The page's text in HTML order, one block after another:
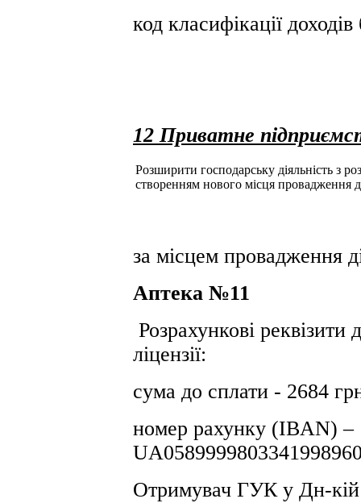
код класифікації
12 Приватне
Розширити господарську діяльність з
створенням нового місця провадження
за місцем провадження
Аптека №11
Розрахункові
ліцензії:
сума до сплати - 2684
номер рахунку (IBAN) –
Отримувач ГУК у Дн-кiй